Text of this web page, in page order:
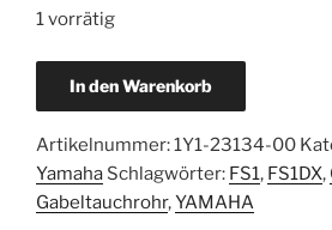
1 vorrätig
Yamaha
FS1DX
Innerer
Gabelrohr
Satz
In den Warenkorb
Artikelnummer:1Y1-23134-00
Yamaha Schlagwörter: FS1, FS1DX,
Gabeltauchrohr,YAMAHA